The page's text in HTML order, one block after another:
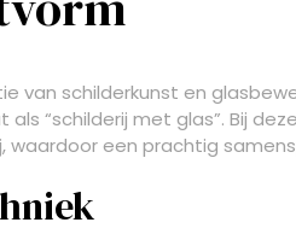
van schilderkunst en
als “schilderij met glas”. Bij
waardoor een prachtig